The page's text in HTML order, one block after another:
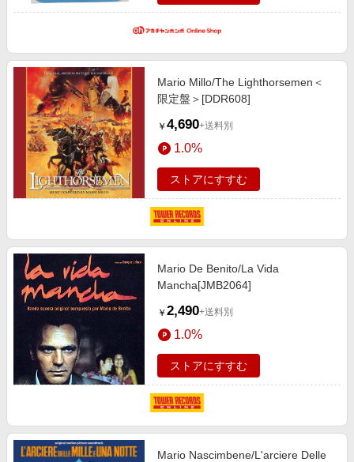
Mario Millo/The Lighthorsemen＜
限定盤＞[DDR608]
￥ 4,690+送料別
1.0%
ストアにすすむ
Mario De Benito/La Vida
Mancha[JMB2064]
￥ 2,490+送料別
1.0%
ストアにすすむ
Mario Nascimbene/L'arciere Delle